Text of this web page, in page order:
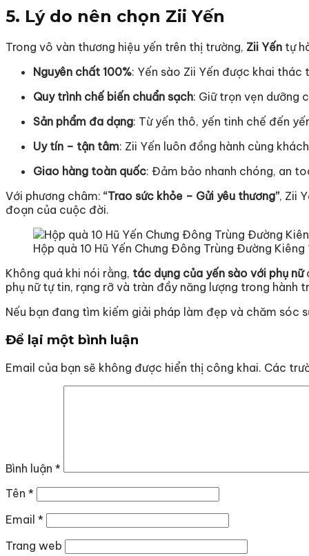
5. Lý do nên chọn Zii Yến
Trong vô vàn thương hiệu yến trên thị trường, Zii Yến tự
Nguyên chất 100%: Yến sào Zii Yến được khai thác
Quy trình chế biến chuẩn sạch: Giữ trọn vẹn dưỡng
Sản phẩm đa dạng: Từ yến thô, yến tinh chế đến
Uy tín – tận tâm: Zii Yến luôn đồng hành cùng
Giao hàng toàn quốc: Đảm bảo nhanh chóng, an
Với phương châm: “Trao sức khỏe – Gửi yêu thương”, Zii
đoạn của cuộc đời.
Hộp quà 10 Hũ Yến Chưng Đông Trùng Đường
Không quá khi nói rằng, tác dụng của yến sào với phụ nữ
phụ nữ tự tin, rạng rỡ và tràn đầy năng lượng trong hành
Nếu bạn đang tìm kiếm giải pháp làm đẹp và chăm sóc
Để lại một bình luận
Email của bạn sẽ không được hiển thị công khai. Các
Bình luận *
Tên *
Email *
Trang web